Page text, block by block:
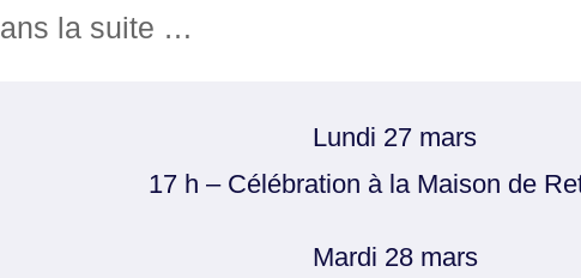
la suite …
Lundi 27 mars
17 h – Célébration à la Maison de
Mardi 28 mars